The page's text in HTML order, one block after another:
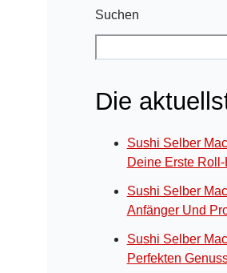
Suchen
Die
Sushi Selber
Deine Erste
Sushi Selber
Anfänger Und
Sushi Selber
Perfekten